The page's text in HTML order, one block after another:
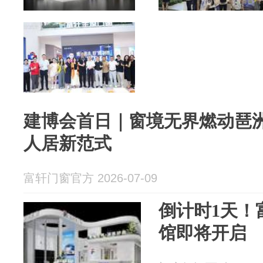
建博会首日｜窗境无界燃动琶
人居新范式
富轩门窗官方 2026-07-09
倒计时1天！
馆即将开启